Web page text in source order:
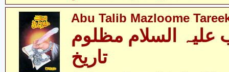
Abu Talib Mazloome
علیہ السلام مظلوم
تاریخ